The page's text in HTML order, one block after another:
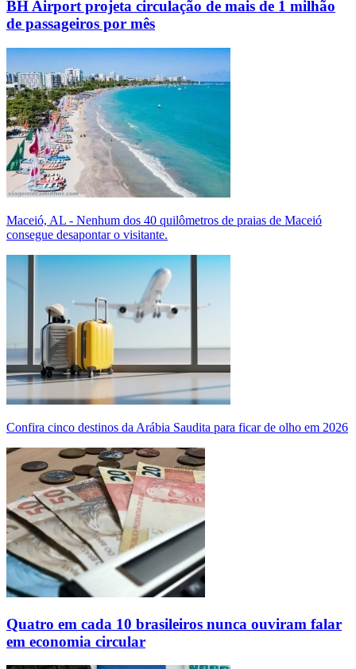
BH Airport projeta circulação de mais de 1 milhão
de passageiros por mês
Maceió, AL - Nenhum dos 40 quilômetros de praias de Maceió
consegue desapontar o visitante.
Confira cinco destinos da Arábia Saudita para ficar de olho em 2026
Quatro em cada 10 brasileiros nunca ouviram falar
em economia circular